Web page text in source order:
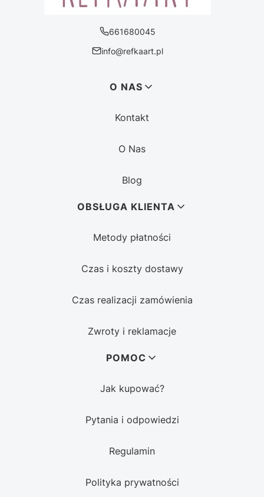
661680045
info@refkaart.pl
O NAS
Kontakt
O Nas
Blog
OBSŁUGA KLIENTA
Metody płatności
Czas i koszty dostawy
Czas realizacji zamówienia
Zwroty i reklamacje
POMOC
Jak kupować?
Pytania i odpowiedzi
Regulamin
Polityka prywatności